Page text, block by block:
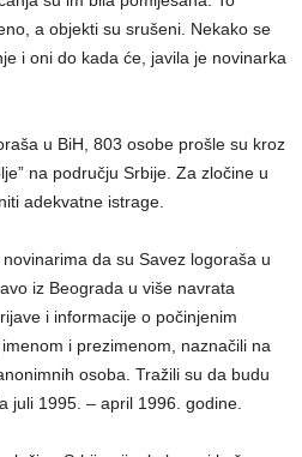
a objekti su srušeni. Nekako se
i oni do kada će, javila je novinarka
u BiH, 803 osobe prošle su kroz
na području Srbije. Za zločine u
adekvatne istrage.
da su Savez logoraša u
iz Beograda u više navrata
i informacije o počinjenim
i prezimenom, naznačili na
osoba. Tražili su da budu
juli 1995. – april 1996. godine.